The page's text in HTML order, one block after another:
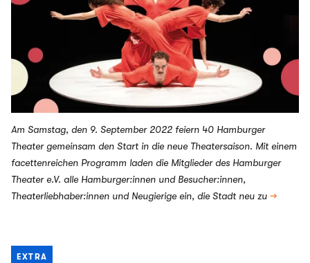
Am Samstag, den 9. September 2022 feiern 40 Hamburger
Theater gemeinsam den Start in die neue Theatersaison. Mit einem
facettenreichen Programm laden die Mitglieder des Hamburger
Theater e.V. alle Hamburger:innen und Besucher:innen,
Theaterliebhaber:innen und Neugierige ein, die Stadt neu zu →
EXTRA